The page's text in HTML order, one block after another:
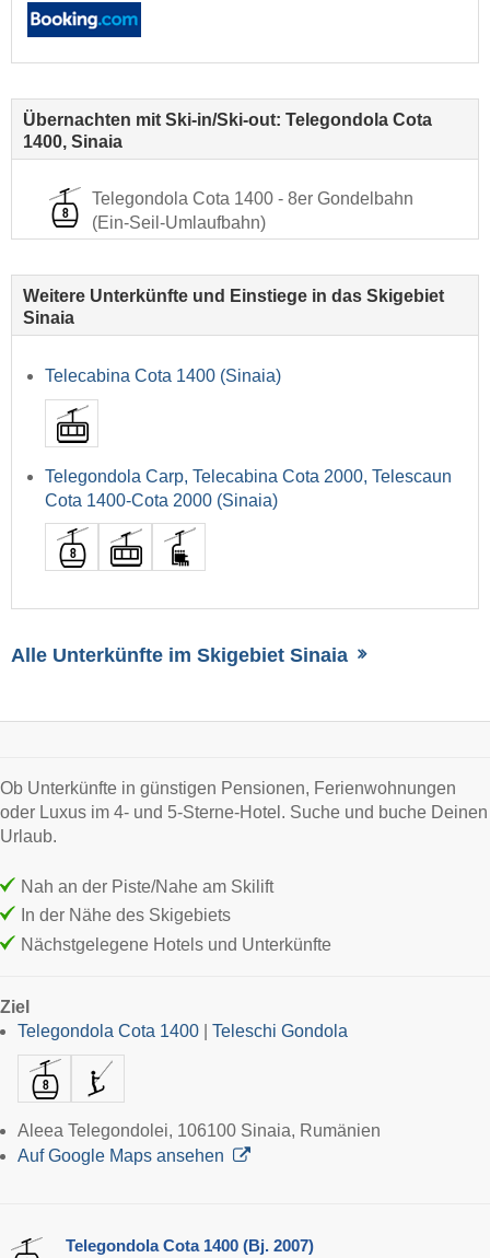
Übernachten mit Ski-in/Ski-out: Telegondola Cota
1400, Sinaia
Telegondola Cota 1400 - 8er Gondelbahn
(Ein-Seil-Umlaufbahn)
Weitere Unterkünfte und Einstiege in das Skigebiet
Sinaia
Telecabina Cota 1400 (Sinaia)
Telegondola Carp, Telecabina Cota 2000, Telescaun
Cota 1400-Cota 2000 (Sinaia)
Alle Unterkünfte im Skigebiet Sinaia
Ob Unterkünfte in günstigen Pensionen, Ferienwohnungen
oder Luxus im 4- und 5-Sterne-Hotel. Suche und buche Deinen
Urlaub.
Nah an der Piste/Nahe am Skilift
In der Nähe des Skigebiets
Nächstgelegene Hotels und Unterkünfte
Ziel
Telegondola Cota 1400
Teleschi Gondola
Aleea Telegondolei, 106100 Sinaia, Rumänien
Auf Google Maps ansehen
Telegondola Cota 1400 (Bj. 2007)